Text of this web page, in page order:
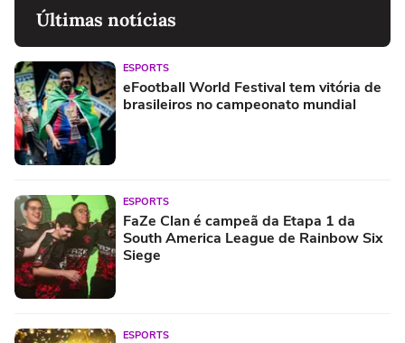
Últimas notícias
ESPORTS
eFootball World Festival tem vitória de
brasileiros no campeonato mundial
ESPORTS
FaZe Clan é campeã da Etapa 1 da
South America League de Rainbow Six
Siege
ESPORTS